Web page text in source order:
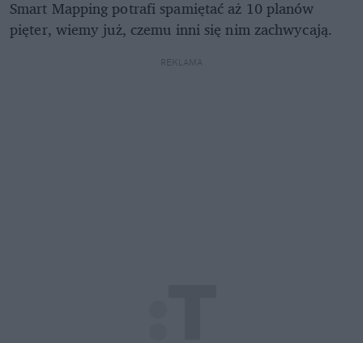
Smart Mapping potrafi spamiętać aż 10 planów
pięter, wiemy już, czemu inni się nim zachwycają.
REKLAMA